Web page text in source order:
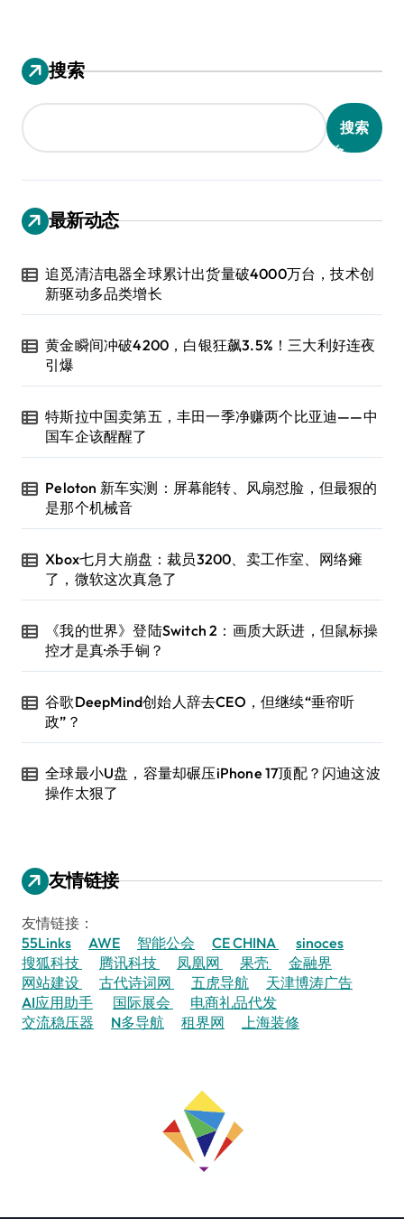
搜索
搜索
最新动态
追觅清洁电器全球累计出货量破4000万台，技术创
新驱动多品类增长
黄金瞬间冲破4200，白银狂飙3.5%！三大利好连夜
引爆
特斯拉中国卖第五，丰田一季净赚两个比亚迪——中
国车企该醒醒了
Peloton 新车实测：屏幕能转、风扇怼脸，但最狠的
是那个机械音
Xbox七月大崩盘：裁员3200、卖工作室、网络瘫
了，微软这次真急了
《我的世界》登陆Switch 2：画质大跃进，但鼠标操
控才是真·杀手锏？
谷歌DeepMind创始人辞去CEO，但继续“垂帘听
政”？
全球最小U盘，容量却碾压iPhone 17顶配？闪迪这波
操作太狠了
友情链接
友情链接：
55Links
AWE 智能公会 CE CHINA
sinoces
搜狐科技
腾讯科技 凤凰网 果壳
金融界
网站建设
古代诗词网 五虎导航
天津博涛广告
AI应用助手
国际展会
电商礼品代发
交流稳压器
N多导航 租界网 上海装修